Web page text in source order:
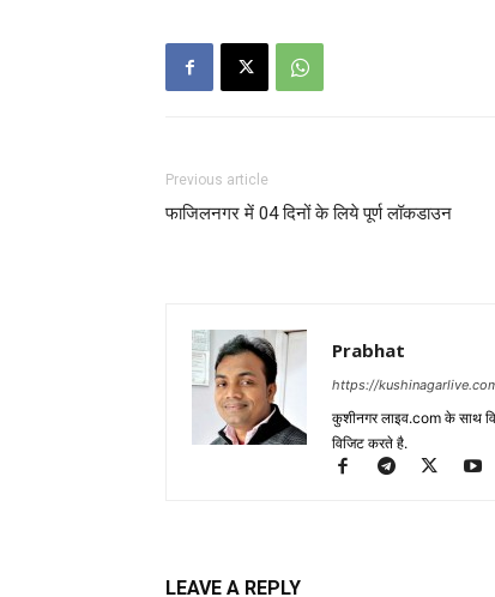
Previous article
फाजिलनगर में 04 दिनों के लिये पूर्ण लॉकडाउन
Prabhat
https://
कुशीनगर लाइव.com के साथ
विजिट करते है.
LEAVE A REPLY